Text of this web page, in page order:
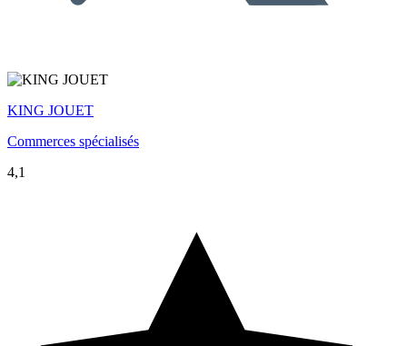
KING JOUET
Commerces spécialisés
4,1